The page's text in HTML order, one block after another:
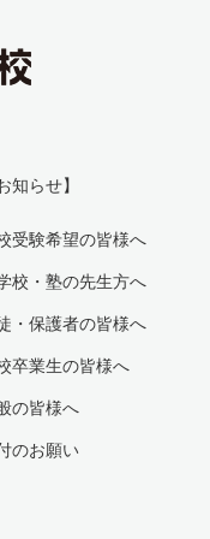
知らせ】
受験希望の皆様へ
校・塾の先生方へ
・保護者の皆様へ
卒業生の皆様へ
の皆様へ
のお願い